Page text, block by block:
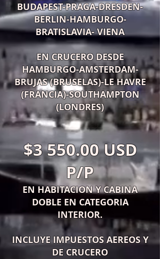
BUDAPEST-PRAGA-DRESDEN-
BERLIN-HAMBURGO-
BRATISLAVIA- VIENA
EN CRUCERO DESDE
HAMBURGO-AMSTERDAM-
BRUJAS (BRUSELAS)-LE HAVRE
(FRANCIA)-SOUTHAMPTON
(LONDRES)
$3 550.00 USD
P/P
EN HABITACION Y CABINA
DOBLE EN CATEGORIA
INTERIOR.
INCLUYE IMPUESTOS AEREOS Y
DE CRUCERO